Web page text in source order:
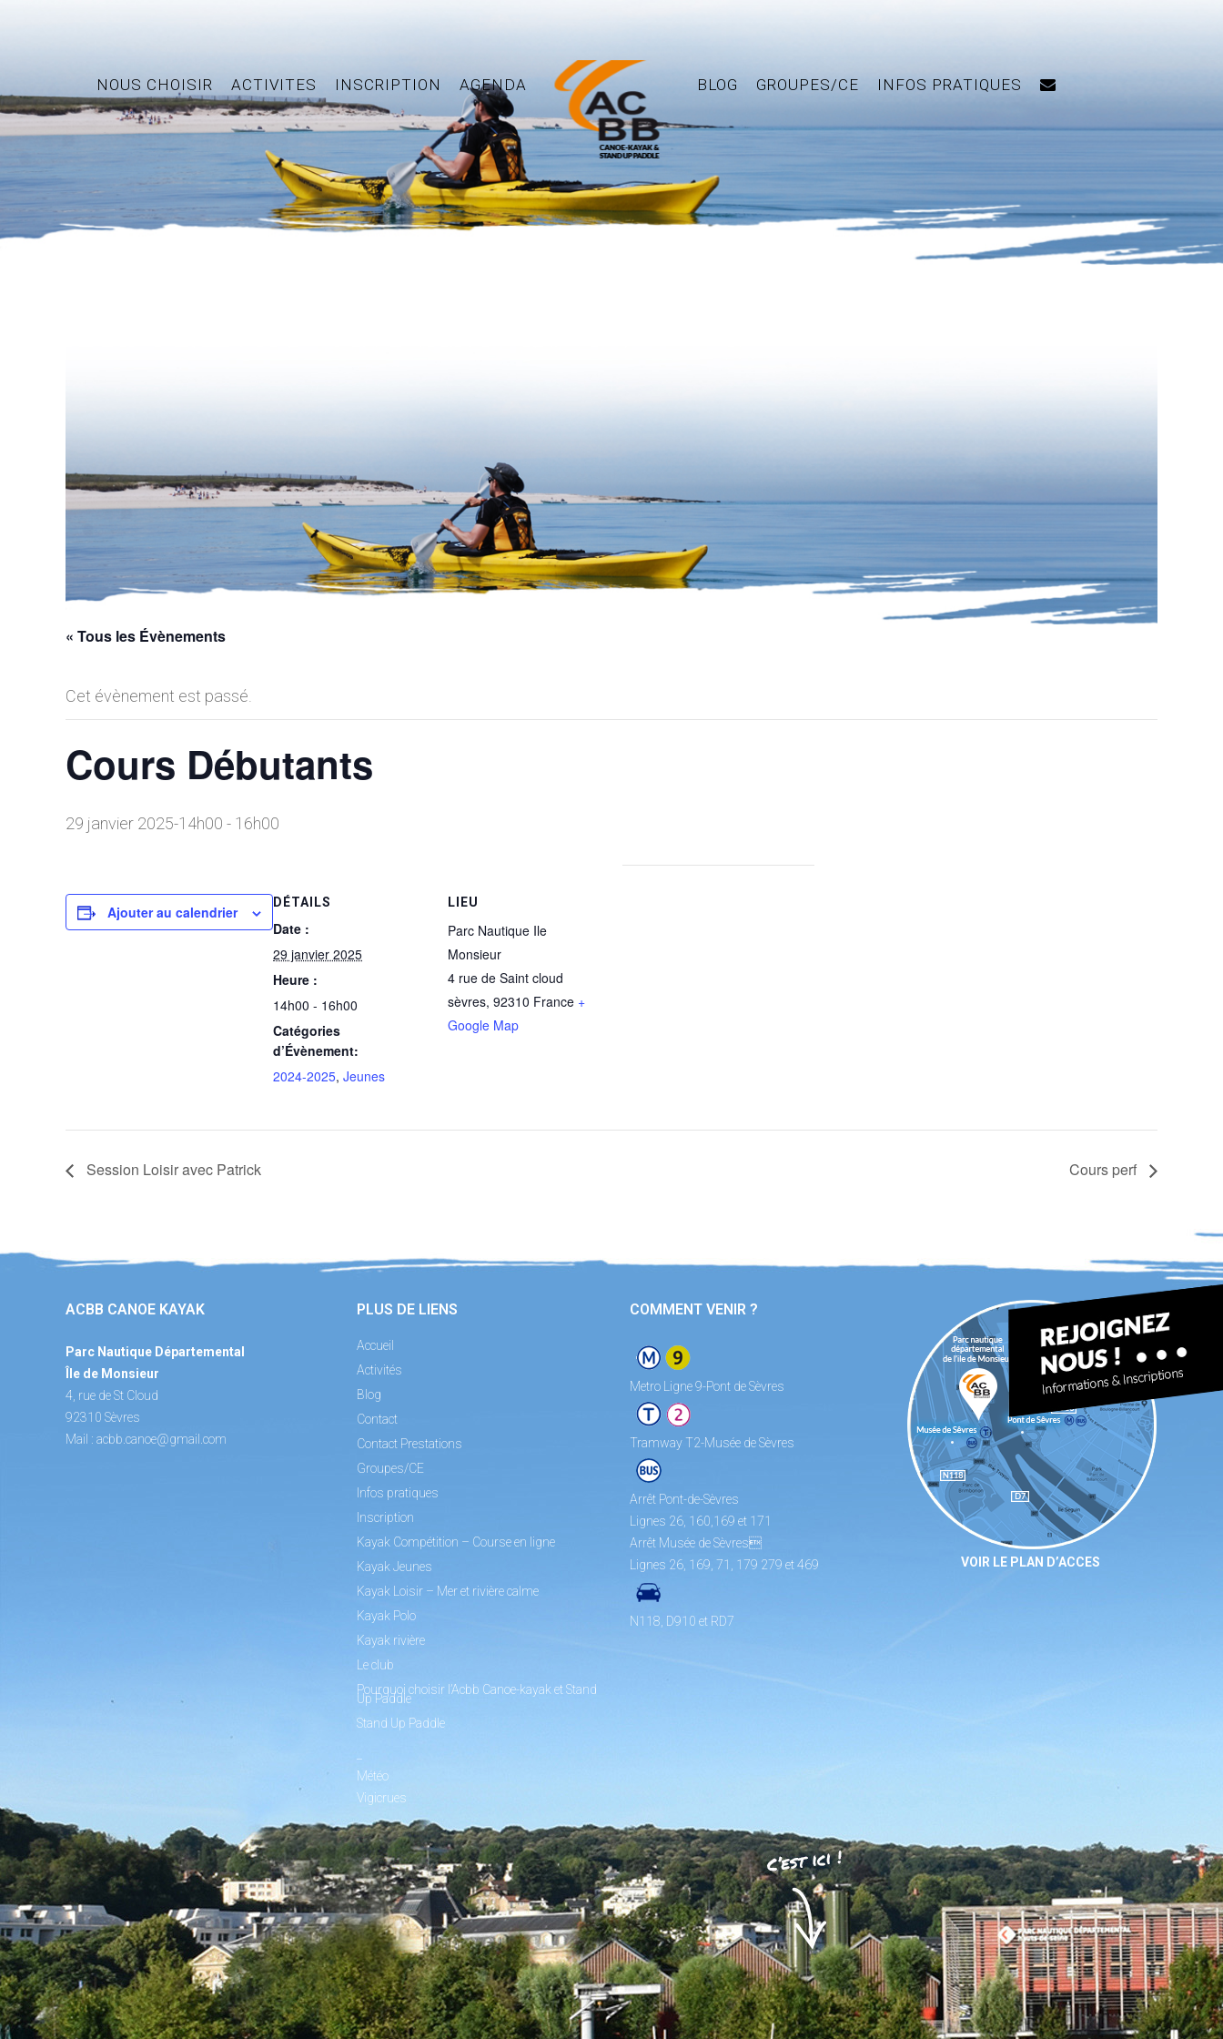
NOUS CHOISIR ACTIVITES INSCRIPTION AGENDA BLOG GROUPES/CE INFOS PRATIQUES
« Tous les Évènements
Cet évènement est passé.
Cours Débutants
29 janvier 2025-14h00 - 16h00
Ajouter au calendrier
DÉTAILS
Date :
29 janvier 2025
Heure :
14h00 - 16h00
Catégories
d’Évènement:
2024-2025, Jeunes
LIEU
Parc Nautique Ile
Monsieur
4 rue de Saint cloud
sèvres, 92310 France +
Google Map
Session Loisir avec Patrick Cours perf
ACBB CANOE KAYAK
Parc Nautique Départemental
Île de Monsieur
4, rue de St Cloud
92310 Sèvres
Mail : acbb.canoe@gmail.com
PLUS DE LIENS
Accueil
Activités
Blog
Contact
Contact Prestations
Groupes/CE
Infos pratiques
Inscription
Kayak Compétition – Course en ligne
Kayak Jeunes
Kayak Loisir – Mer et rivière calme
Kayak Polo
Kayak rivière
Le club
Pourquoi choisir l’Acbb Canoe-kayak et Stand
Up Paddle
Stand Up Paddle
Météo
Vigicrues
COMMENT VENIR ?
Metro Ligne 9-Pont de Sèvres
Tramway T2-Musée de Sèvres
Arrêt Pont-de-Sèvres
Lignes 26, 160,169 et 171
Arrêt Musée de Sèvres
Lignes 26, 169, 71, 179 279 et 469
N118, D910 et RD7
VOIR LE PLAN D’ACCES